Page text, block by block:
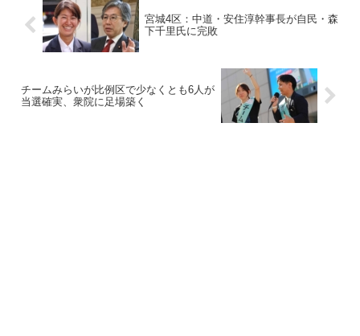
宮城4区：中道・安住淳幹事長が自民・森
下千里氏に完敗
チームみらいが比例区で少なくとも6人が
当選確実、衆院に足場築く